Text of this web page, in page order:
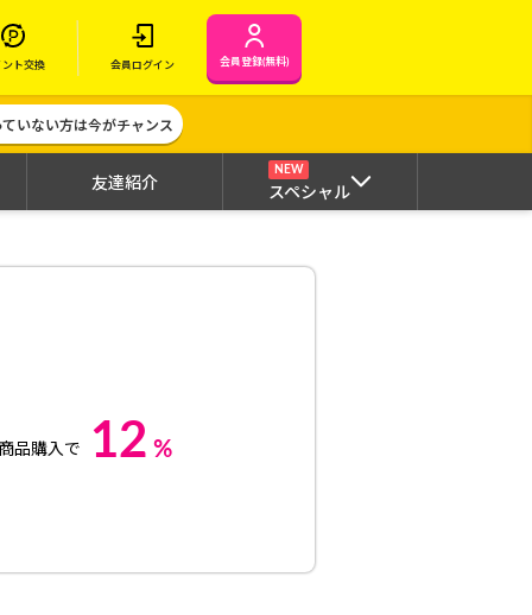
ント交換 会員ログイン 会員登録(無料)
いない方は今がチャンス
友達紹介
NEW
スペシャル
品購入で 12 %